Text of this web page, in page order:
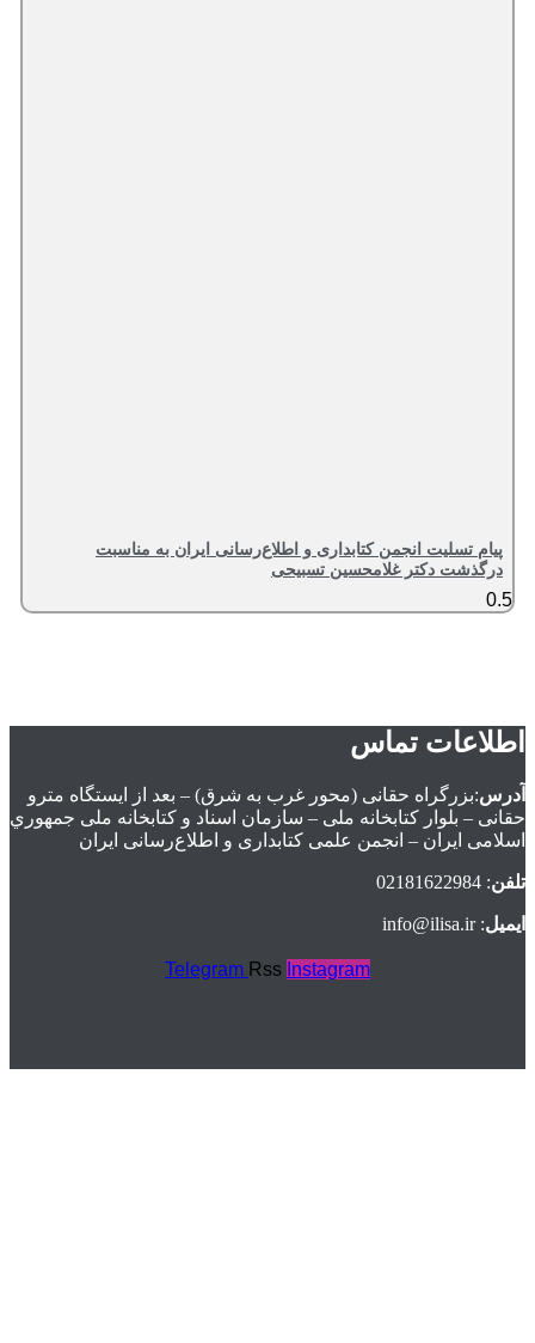
پیام تسلیت انجمن کتابداری و اطلاع‌رسانی ایران به مناسبت
درگذشت دکتر غلامحسین تسبیحی
اطلاعات تماس
آدرس:بزرگراه حقانی (محور غرب به شرق) – بعد از ايستگاه مترو
حقانی – بلوار كتابخانه ملی – سازمان اسناد و كتابخانه ملی جمهوري
اسلامی ايران – انجمن علمی کتابداری و اطلاع‌رسانی ایران
تلفن: 02181622984
ایمیل: info@ilisa.ir
Telegram Rss Instagram